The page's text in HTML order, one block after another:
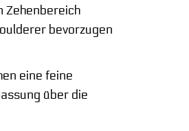
Zehenbereich
bevorzugen
eine feine
über die